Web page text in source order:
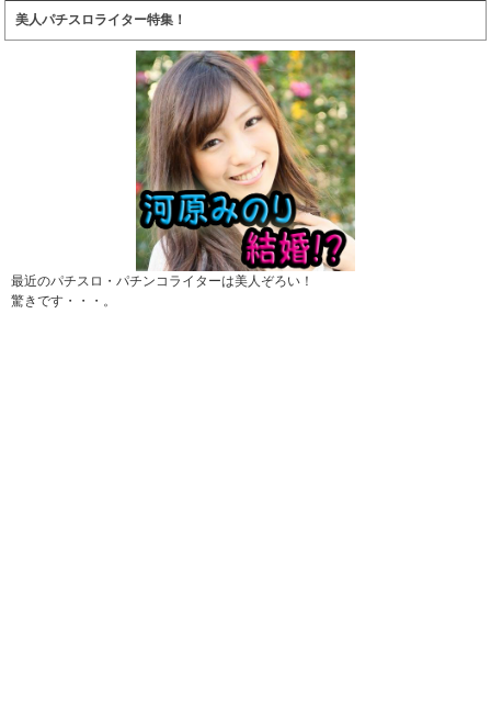
美人パチスロライター特集！
最近のパチスロ・パチンコライターは美人ぞろい！
驚きです・・・。